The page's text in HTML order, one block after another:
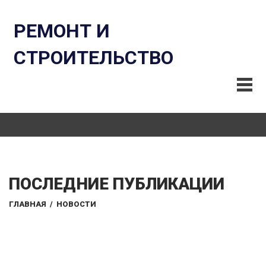
РЕМОНТ И
СТРОИТЕЛЬСТВО
ПОСЛЕДНИЕ ПУБЛИКАЦИИ
ГЛАВНАЯ / НОВОСТИ